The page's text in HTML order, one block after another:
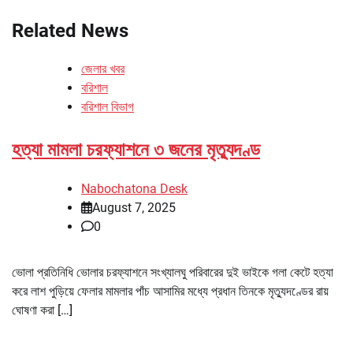
Related News
জেলার খবর
বরিশাল
বরিশাল বিভাগ
হত্যা মামলা চরফ্যাশনে ৩ জনের মৃত্যুদণ্ড
Nabochatona Desk
August 7, 2025
0
ভোলা প্রতিনিধি ভোলার চরফ্যাশনে সংখ্যালঘু পরিবারের দুই ভাইকে গলা কেটে হত্যা
করে লাশ পুড়িয়ে ফেলার মামলার পাঁচ আসামির মধ্যে প্রধান তিনকে মৃত্যুদণ্ডের রায়
ঘোষণা করা […]